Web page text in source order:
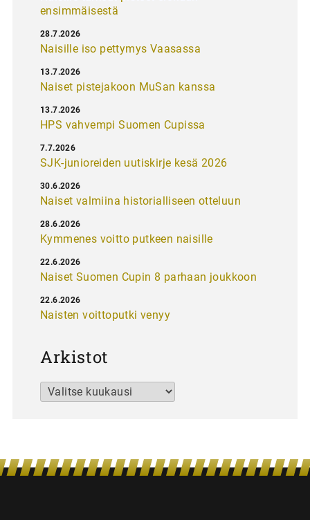
ensimmäisestä
Naisille iso pettymys Vaasassa
28.7.2026
Naiset pistejakoon MuSan kanssa
13.7.2026
HPS vahvempi Suomen Cupissa
13.7.2026
SJK-junioreiden uutiskirje kesä 2026
7.7.2026
Naiset valmiina historialliseen otteluun
30.6.2026
Kymmenes voitto putkeen naisille
28.6.2026
Naiset Suomen Cupin 8 parhaan joukkoon
22.6.2026
Naisten voittoputki venyy
22.6.2026
Arkistot
Arkistot